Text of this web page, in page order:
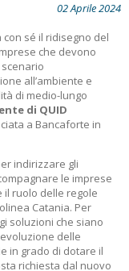
02 Aprile 2024
con sé il ridisegno del
che devono
all’ambiente e
di medio-lungo
di QUID
a Bancaforte in
indirizzare gli
le imprese
il ruolo delle regole
Catania. Per
soluzioni che siano
delle
in grado di dotare il
richiesta dal nuovo